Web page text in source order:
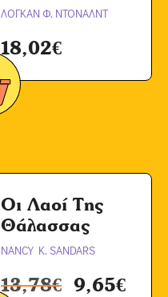
ΛΟΓΚΑΝ Φ. ΝΤΟΝΑΛΝΤ
18,02€
Οι Λαοί Της
Θάλασσας
NANCY K. SANDARS
13,78€ 9,65€